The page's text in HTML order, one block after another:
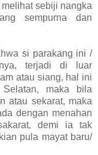
sebiji nangka
sempurna dan
si parakang ini /
terjadi di luar
atau siang, hal ini
maka bila
atau sekarat, maka
dengan menahan
demi ia tak
pula mayat baru/